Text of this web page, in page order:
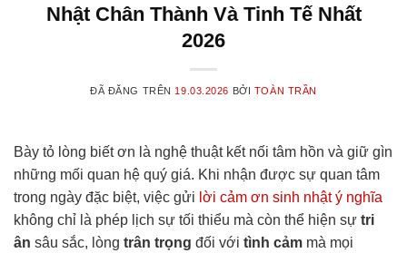
Nhật Chân Thành Và Tinh Tế Nhất
2026
ĐÃ ĐĂNG TRÊN 19.03.2026 BỞI TOÀN TRẦN
Bày tỏ lòng biết ơn là nghệ thuật kết nối tâm hồn và giữ gìn
những mối quan hệ quý giá. Khi nhận được sự quan tâm
trong ngày đặc biệt, việc gửi lời cảm ơn sinh nhật ý nghĩa
không chỉ là phép lịch sự tối thiểu mà còn thể hiện sự tri
ân sâu sắc, lòng trân trọng đối với tình cảm mà mọi